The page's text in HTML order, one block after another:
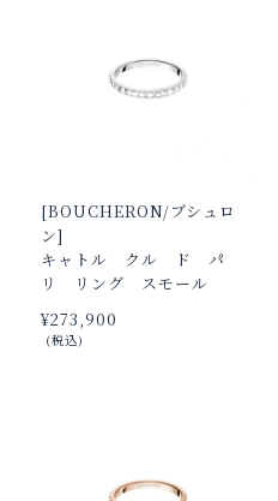
[BOUCHERON/ブシュロ
ン]
キャトル クル ド パ
リ リング スモール
¥‌273,900
(税込)